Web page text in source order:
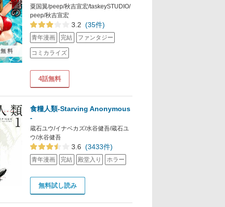
粟国翼/peep/秋吉宣宏/taskeySTUDIO/
peep/秋吉宣宏
3.2 (35件)
青年漫画 完結 ファンタジー
コミカライズ
4話無料
無料
食糧人類-Starving Anonymous
-
蔵石ユウ/イナベカズ/水谷健吾/蔵石ユ
ウ/水谷健吾
3.6 (3433件)
青年漫画 完結 殿堂入り ホラー
無料試し読み